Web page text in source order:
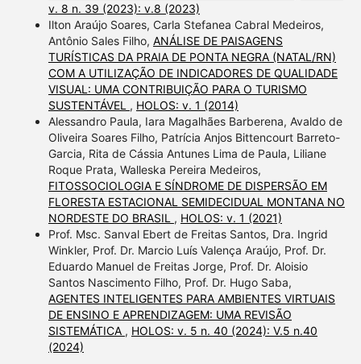
v. 8 n. 39 (2023): v.8 (2023)
Ilton Araújo Soares, Carla Stefanea Cabral Medeiros,
Antônio Sales Filho, ANÁLISE DE PAISAGENS
TURÍSTICAS DA PRAIA DE PONTA NEGRA (NATAL/RN)
COM A UTILIZAÇÃO DE INDICADORES DE QUALIDADE
VISUAL: UMA CONTRIBUIÇÃO PARA O TURISMO
SUSTENTÁVEL , HOLOS: v. 1 (2014)
Alessandro Paula, Iara Magalhães Barberena, Avaldo de
Oliveira Soares Filho, Patrícia Anjos Bittencourt Barreto-
Garcia, Rita de Cássia Antunes Lima de Paula, Liliane
Roque Prata, Walleska Pereira Medeiros,
FITOSSOCIOLOGIA E SÍNDROME DE DISPERSÃO EM
FLORESTA ESTACIONAL SEMIDECIDUAL MONTANA NO
NORDESTE DO BRASIL , HOLOS: v. 1 (2021)
Prof. Msc. Sanval Ebert de Freitas Santos, Dra. Ingrid
Winkler, Prof. Dr. Marcio Luís Valença Araújo, Prof. Dr.
Eduardo Manuel de Freitas Jorge, Prof. Dr. Aloisio
Santos Nascimento Filho, Prof. Dr. Hugo Saba,
AGENTES INTELIGENTES PARA AMBIENTES VIRTUAIS
DE ENSINO E APRENDIZAGEM: UMA REVISÃO
SISTEMÁTICA , HOLOS: v. 5 n. 40 (2024): V.5 n.40
(2024)